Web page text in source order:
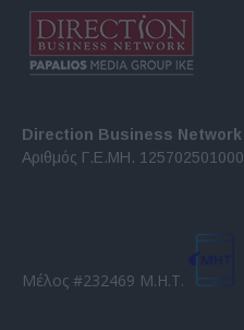
Direction Business Network
Αριθμός Γ.Ε.ΜΗ. 125702501000
Μέλος #232469 Μ.Η.Τ.